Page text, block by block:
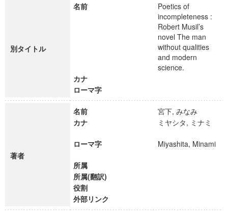
別タイトル
名前
Poetics of
incompleteness :
Robert Musil’s
novel The man
without qualities
and modern
science.
カナ
ローマ字
著者
名前
宮下, みなみ
カナ
ミヤシタ, ミナミ
ローマ字 Miyashita, Minami
所属
所属(翻訳)
役割
外部リンク